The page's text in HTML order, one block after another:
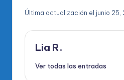
Última actualización el junio 25,
Lia R.
Ver todas las entradas